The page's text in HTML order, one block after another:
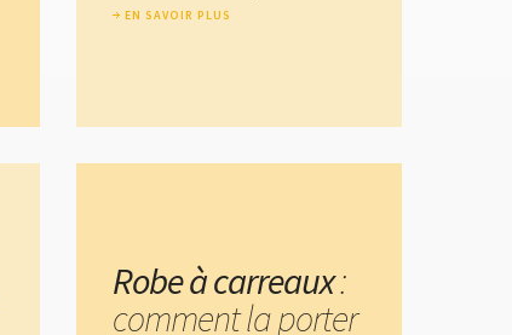
EN SAVOIR PLUS
Robe à carreaux:
comment la porter